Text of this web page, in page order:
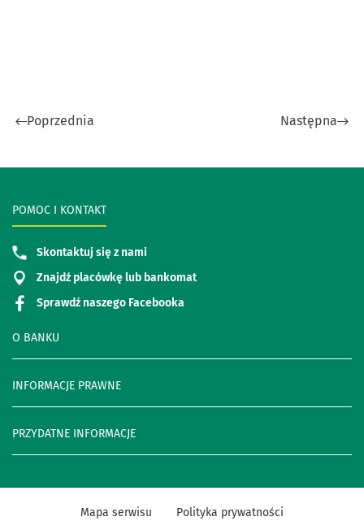
Poprzednia Następna
O BANKU
INFORMACJE PRAWNE
PRZYDATNE INFORMACJE
POMOC I KONTAKT
Skontaktuj się z nami
Znajdź placówkę lub bankomat
Sprawdź naszego Facebooka
Mapa serwisu Polityka prywatności